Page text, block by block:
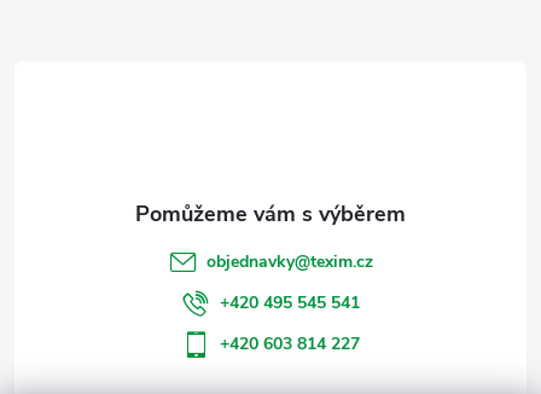
objednavky@texim.cz
+420 495 545 541
+420 603 814 227